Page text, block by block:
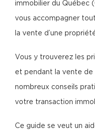
immobilier du Québec
vous accompagner
la vente d’une
Vous y trouverez les
et pendant la vente de
nombreux conseils
votre transaction
Ce guide se veut un